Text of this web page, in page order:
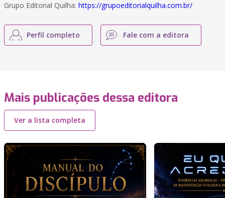
Grupo Editorial Quilha: https://grupoeditorialquilha.com.br/
Perfil completo Fale com a editora
Mais publicações dessa editora
Ver a lista completa